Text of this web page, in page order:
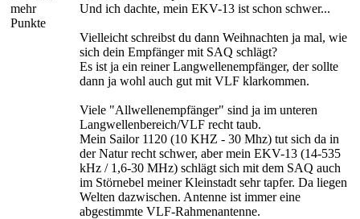
mehr
Punkte
Und ich dachte, mein EKV-13 ist schon schwer...
Vielleicht schreibst du dann Weihnachten ja mal, wie
sich dein Empfänger mit SAQ schlägt?
Es ist ja ein reiner Langwellenempfänger, der sollte
dann ja wohl auch gut mit VLF klarkommen.
Viele "Allwellenempfänger" sind ja im unteren
Langwellenbereich/VLF recht taub.
Mein Sailor 1120 (10 KHZ - 30 Mhz) tut sich da in
der Natur recht schwer, aber mein EKV-13 (14-535
kHz / 1,6-30 MHz) schlägt sich mit dem SAQ auch
im Störnebel meiner Kleinstadt sehr tapfer. Da liegen
Welten dazwischen. Antenne ist immer eine
abgestimmte VLF-Rahmenantenne.